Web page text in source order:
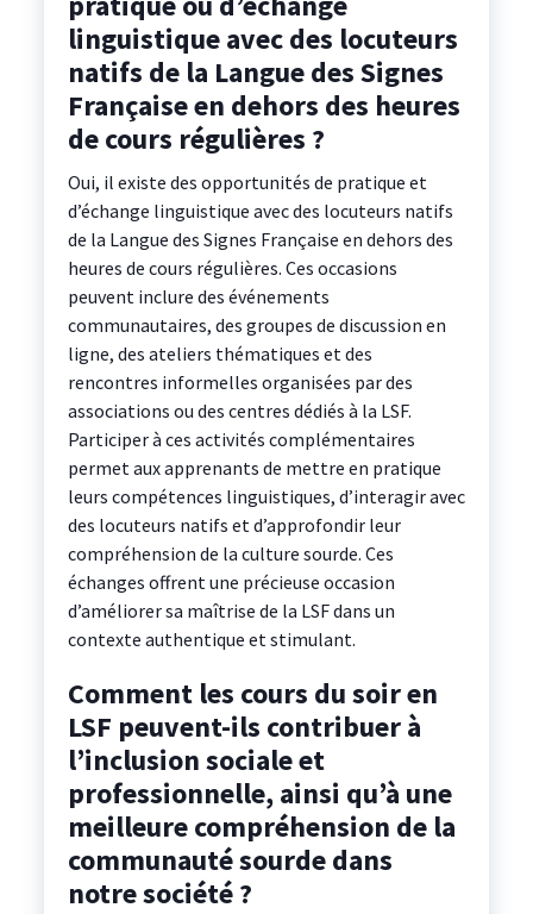
linguistique avec des locuteurs
natifs de la Langue des Signes
Française en dehors des heures
de cours régulières ?
Oui, il existe des opportunités de pratique et
d’échange linguistique avec des locuteurs natifs
de la Langue des Signes Française en dehors des
heures de cours régulières. Ces occasions
peuvent inclure des événements
communautaires, des groupes de discussion en
ligne, des ateliers thématiques et des
rencontres informelles organisées par des
associations ou des centres dédiés à la LSF.
Participer à ces activités complémentaires
permet aux apprenants de mettre en pratique
leurs compétences linguistiques, d’interagir avec
des locuteurs natifs et d’approfondir leur
compréhension de la culture sourde. Ces
échanges offrent une précieuse occasion
d’améliorer sa maîtrise de la LSF dans un
contexte authentique et stimulant.
Comment les cours du soir en
LSF peuvent-ils contribuer à
l’inclusion sociale et
professionnelle, ainsi qu’à une
meilleure compréhension de la
communauté sourde dans
notre société ?